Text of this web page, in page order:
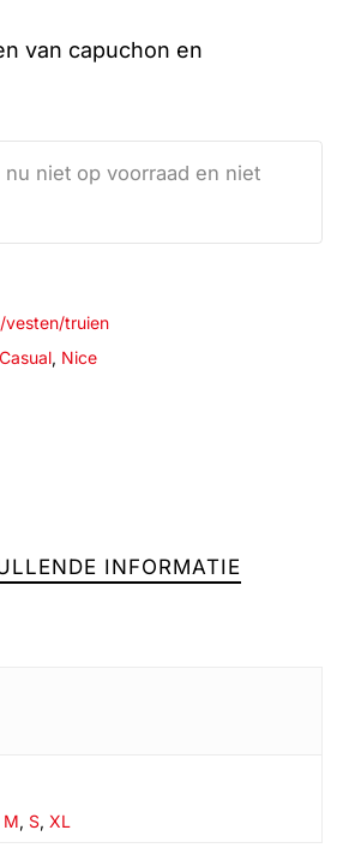
in de winkelwagen.
van capuchon en
niet op voorraad en niet
vesten/truien
Casual, Nice
INFORMATIE
M, S, XL